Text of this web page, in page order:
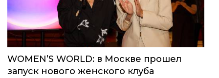
WOMEN’S WORLD: в Москве прошел
запуск нового женского клуба